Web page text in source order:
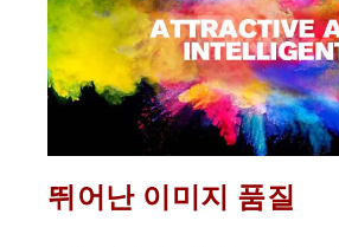
뛰어난 이미지 품질